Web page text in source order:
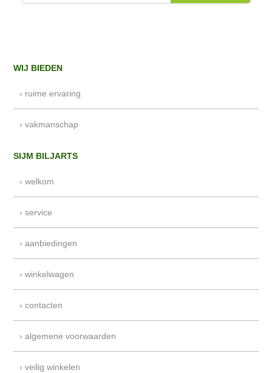
WIJ BIEDEN
› ruime ervaring
› vakmanschap
SIJM BILJARTS
› welkom
› service
› aanbiedingen
› winkelwagen
› contacten
› algemene voorwaarden
› veilig winkelen